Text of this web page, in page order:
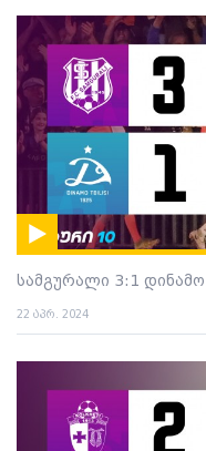
სამგურალი 3:1
22 აპრ. 2024